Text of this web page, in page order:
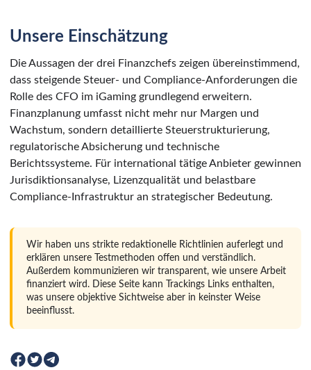
Unsere Einschätzung
Die Aussagen der drei Finanzchefs zeigen übereinstimmend,
dass steigende Steuer- und Compliance-Anforderungen die
Rolle des CFO im iGaming grundlegend erweitern.
Finanzplanung umfasst nicht mehr nur Margen und
Wachstum, sondern detaillierte Steuerstrukturierung,
regulatorische Absicherung und technische
Berichtssysteme. Für international tätige Anbieter gewinnen
Jurisdiktionsanalyse, Lizenzqualität und belastbare
Compliance-Infrastruktur an strategischer Bedeutung.
Wir haben uns strikte redaktionelle Richtlinien auferlegt und
erklären unsere Testmethoden offen und verständlich.
Außerdem kommunizieren wir transparent, wie unsere Arbeit
finanziert wird. Diese Seite kann Trackings Links enthalten,
was unsere objektive Sichtweise aber in keinster Weise
beeinflusst.